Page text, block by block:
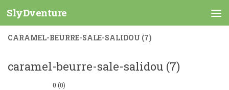
Skip to content
SlyDventure
CARAMEL-BEURRE-SALE-SALIDOU (7)
caramel-beurre-sale-salidou (7)
0 (0)